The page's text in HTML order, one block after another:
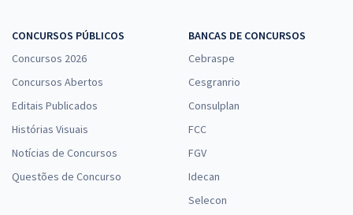
CONCURSOS PÚBLICOS
Concursos 2026
Concursos Abertos
Editais Publicados
Histórias Visuais
Notícias de Concursos
Questões de Concurso
BANCAS DE CONCURSOS
Cebraspe
Cesgranrio
Consulplan
FCC
FGV
Idecan
Selecon